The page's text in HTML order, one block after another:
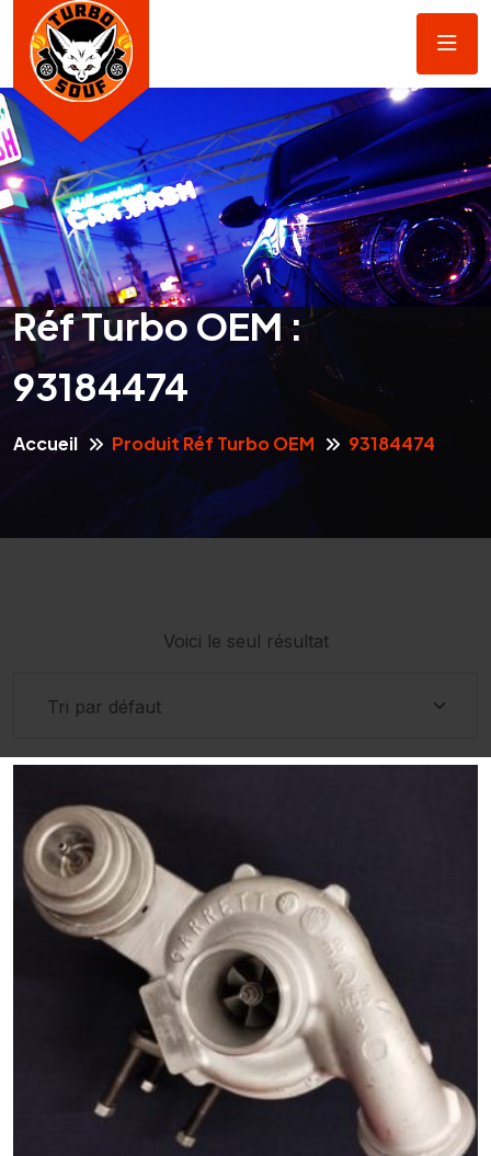
Réf Turbo OEM :
93184474
Accueil Produit Réf Turbo OEM 93184474
Voici le seul résultat